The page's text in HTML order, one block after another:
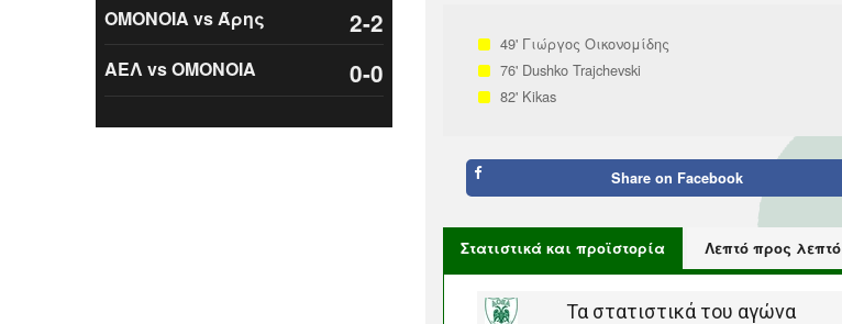
ΟΜΟΝΟΙΑ vs Άρης 2-2
ΑΕΛ vs ΟΜΟΝΟΙΑ 0-0
49' Γιώργος Οικονομίδης
76' Dushko Trajchevski
82' Kikas
Share on Facebook
Στατιστικά και προϊστορία Λεπτό προς λεπτό
Τα στατιστικά του αγώνα